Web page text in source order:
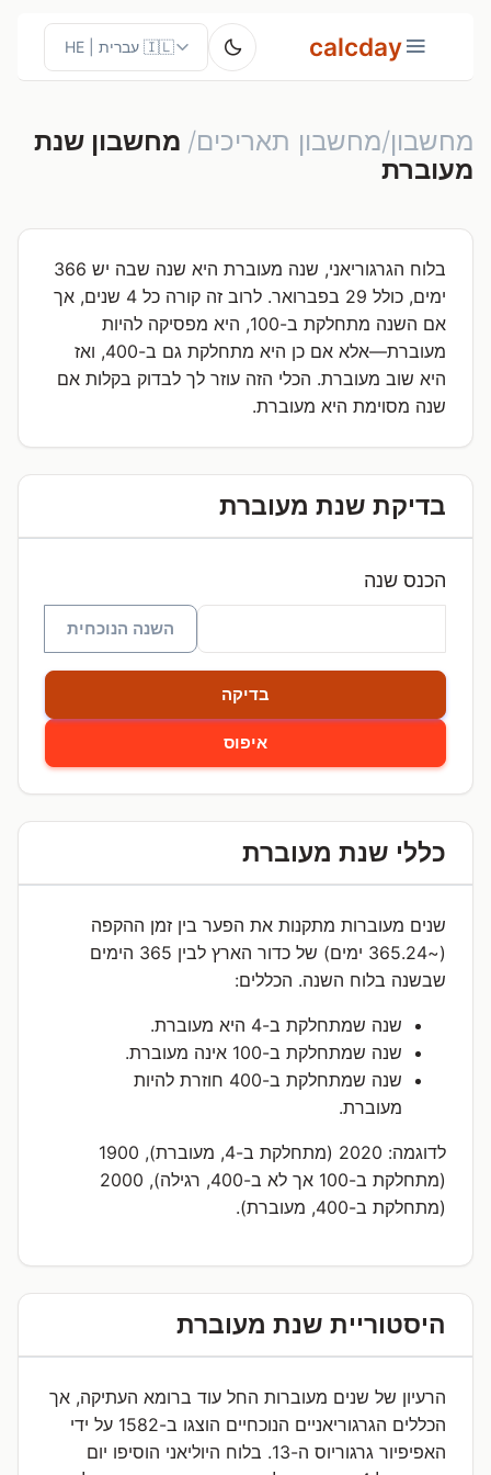
calcday
מחשבון/מחשבון תאריכים/ מחשבון שנת
מעוברת
בלוח הגרגוריאני, שנה מעוברת היא שנה שבה יש 366
ימים, כולל 29 בפברואר. לרוב זה קורה כל 4 שנים, אך
אם השנה מתחלקת ב-100, היא מפסיקה להיות
מעוברת—אלא אם כן היא מתחלקת גם ב-400, ואז
היא שוב מעוברת. הכלי הזה עוזר לך לבדוק בקלות אם
שנה מסוימת היא מעוברת.
בדיקת שנת מעוברת
הכנס שנה
השנה הנוכחית
איפוס
בדיקה
כללי שנת מעוברת
שנים מעוברות מתקנות את הפער בין זמן ההקפה
(~365.24 ימים) של כדור הארץ לבין 365 הימים
שבשנה בלוח השנה. הכללים:
שנה שמתחלקת ב-4 היא מעוברת.
שנה שמתחלקת ב-100 אינה מעוברת.
שנה שמתחלקת ב-400 חוזרת להיות
מעוברת.
לדוגמה: 2020 (מתחלקת ב-4, מעוברת), 1900
(מתחלקת ב-100 אך לא ב-400, רגילה), 2000
(מתחלקת ב-400, מעוברת).
היסטוריית שנת מעוברת
הרעיון של שנים מעוברות החל עוד ברומא העתיקה, אך
הכללים הגרגוריאניים הנוכחיים הוצגו ב-1582 על ידי
האפיפיור גרגוריוס ה-13. בלוח היוליאני הוסיפו יום